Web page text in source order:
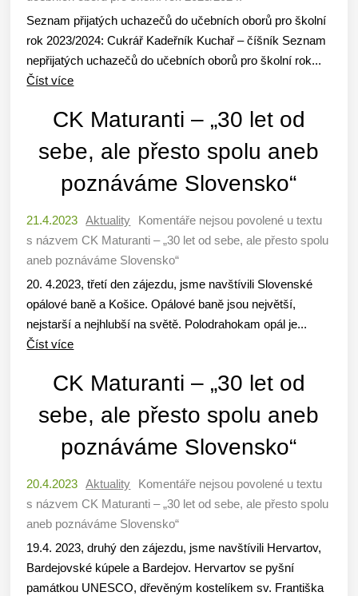
Seznam přijatých uchazečů do učebních oborů pro školní
rok 2023/2024: Cukrář Kadeřník Kuchař – číšník Seznam
nepřijatých uchazečů do učebních oborů pro školní rok...
Číst více
CK Maturanti – „30 let od
sebe, ale přesto spolu aneb
poznáváme Slovensko“
21.4.2023 Aktuality Komentáře nejsou povolené u textu
s názvem CK Maturanti – „30 let od sebe, ale přesto spolu
aneb poznáváme Slovensko“
20. 4.2023, třetí den zájezdu, jsme navštívili Slovenské
opálové baně a Košice. Opálové baně jsou největší,
nejstarší a nejhlubší na světě. Polodrahokam opál je...
Číst více
CK Maturanti – „30 let od
sebe, ale přesto spolu aneb
poznáváme Slovensko“
20.4.2023 Aktuality Komentáře nejsou povolené u textu
s názvem CK Maturanti – „30 let od sebe, ale přesto spolu
aneb poznáváme Slovensko“
19.4. 2023, druhý den zájezdu, jsme navštívili Hervartov,
Bardejovské kúpele a Bardejov. Hervartov se pyšní
památkou UNESCO, dřevěným kostelíkem sv. Františka